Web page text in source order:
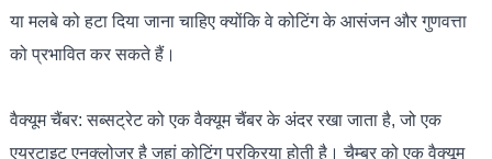
या मलबे को हटा दिया जाना चाहिए क्योंकि वे कोटिंग के आसंजन और गुणवत्ता
को प्रभावित कर सकते हैं।
वैक्यूम चैंबर: सब्सट्रेट को एक वैक्यूम चैंबर के अंदर रखा जाता है, जो एक
एयरटाइट एनक्लोजर है जहां कोटिंग प्रक्रिया होती है। चैम्बर को एक वैक्यूम